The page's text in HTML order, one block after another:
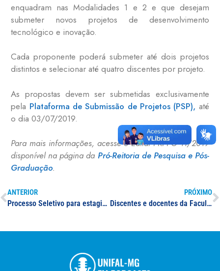
enquadram nas Modalidades 1 e 2 e que desejam
submeter novos projetos de desenvolvimento
tecnológico e inovação.
Cada proponente poderá submeter até dois projetos
distintos e selecionar até quatro discentes por projeto.
As propostas devem ser submetidas exclusivamente
pela Plataforma de Submissão de Projetos (PSP), até
o dia 03/07/2019.
Para mais informações, acesse o Edital PRPPG 11/2019
disponível na página da Pró-Reitoria de Pesquisa e Pós-
Graduação.
ANTERIOR
Processo Seletivo para estagiário de Engenharia Elétrica e Engenharia Civil
PRÓXIMO
Discentes e docentes da Faculdade de Nutrição são destaque no 4º CONAN com apresentação de atividades de pesquisa e extensão desenvolvidas na UNIFAL-MG